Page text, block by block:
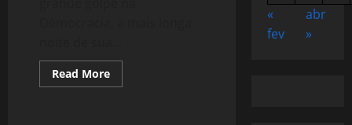
Read MoreRead
more
«
fev
abr
»